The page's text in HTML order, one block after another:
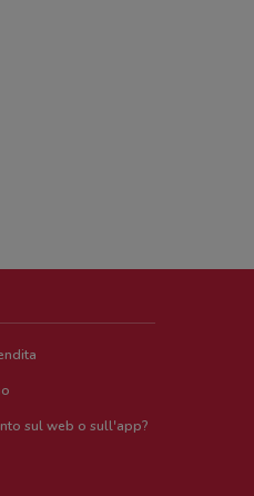
sul web o sull'app?